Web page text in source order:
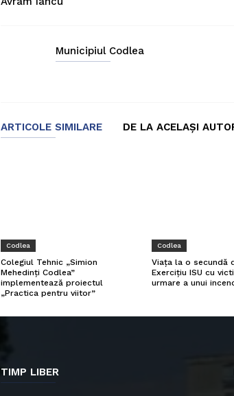
Municipiul Codlea
ARTICOLE SIMILARE DE LA ACELAȘI
Codlea
Colegiul Tehnic „Simion
Mehedinți Codlea”
implementează proiectul
„Practica pentru viitor”
Codlea
Viața la o secundă
Exercițiu ISU cu
urmare a unui
TIMP LIBER